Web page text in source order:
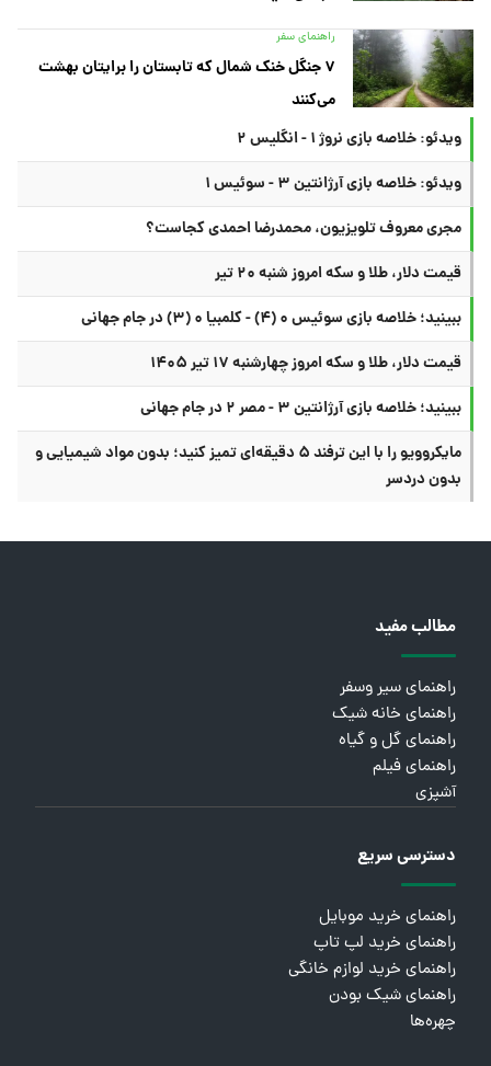
راهنمای سفر
۷ جنگل خنک شمال که تابستان را برایتان بهشت
می‌کنند
ویدئو: خلاصه بازی نروژ ۱ - انگلیس ۲
ویدئو: خلاصه بازی آرژانتین ۳ - سوئیس ۱
مجری معروف تلویزیون، محمدرضا احمدی کجاست؟
قیمت دلار، طلا و سکه امروز شنبه ۲۰ تیر
ببینید؛ خلاصه بازی سوئیس ۰ (۴) - کلمبیا ۰ (۳) در جام جهانی
قیمت دلار، طلا و سکه امروز چهارشنبه ۱۷ تیر ۱۴۰۵
ببینید؛ خلاصه بازی آرژانتین ۳ - مصر ۲ در جام جهانی
مایکروویو را با این ترفند ۵ دقیقه‌ای تمیز کنید؛ بدون مواد شیمیایی و
بدون دردسر
مطالب مفید
راهنمای سیر وسفر
راهنمای خانه شیک
راهنمای گل و گیاه
راهنمای فیلم
آشپزی
دسترسی سریع
راهنمای خرید موبایل
راهنمای خرید لپ تاپ
راهنمای خرید لوازم خانگی
راهنمای شیک بودن
چهره‌ها